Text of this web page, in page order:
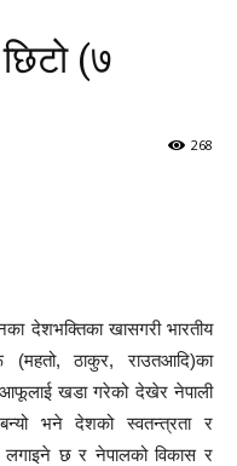
(७
268
देशभक्तिका खासगरी भारतीय
ठाकुर, राउतआदि)का
आफूलाई खडा गरेको देखेर नेपाली
भने देशको स्वतन्त्रता र
लगाइने छ र नेपालको विकास र